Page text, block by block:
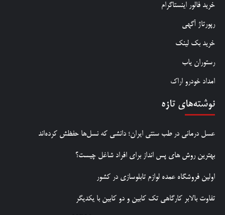
خرید فالور اینستاگرام
رپورتاژ آگهی
خرید بک لینک
رستوران یاب
امداد خودرو اراک
نوشته‌های تازه
عسل درمانی در طب سنتی ایران؛ دانشی که نسل‌ها حفظش کرده‌اند
بهترین روش‌ های پس‌ انداز برای افراد شاغل چیست؟
اولین فروشگاه عمده لوازم تابلوسازی در کشور
تفاوت بالابر کارگاهی تک کابین و دو کابین با یکدیگر